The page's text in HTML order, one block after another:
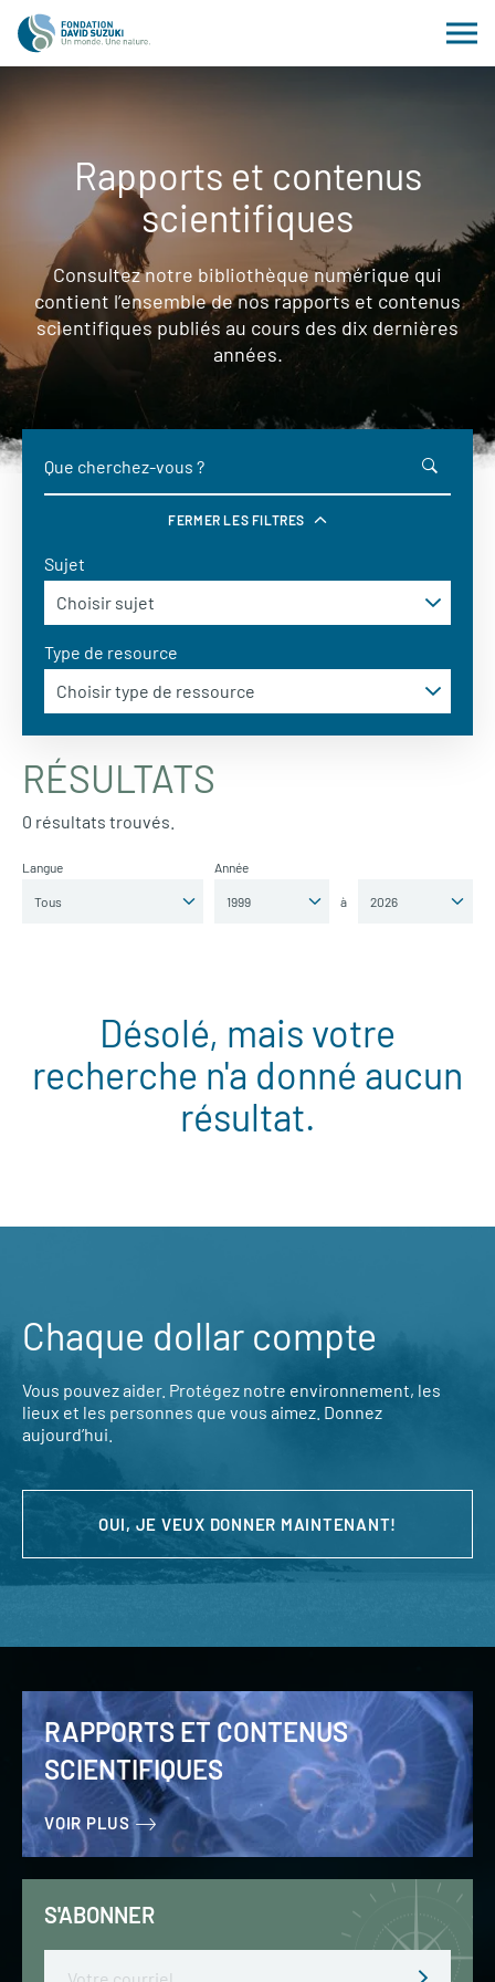
Rapports et contenus
scientifiques
Consultez notre bibliothèque numérique qui
contient l’ensemble de nos rapports et contenus
scientifiques publiés au cours des dix dernières
années.
FERMER LES FILTRES
Sujet
Type de resource
RÉSULTATS
0 résultats trouvés.
Langue Année
à
Désolé, mais votre
recherche n'a donné aucun
résultat.
Chaque dollar compte
Vous pouvez aider. Protégez notre environnement, les
lieux et les personnes que vous aimez. Donnez
aujourd’hui.
OUI, JE VEUX DONNER MAINTENANT!
RAPPORTS ET CONTENUS
SCIENTIFIQUES
VOIR PLUS
S'ABONNER